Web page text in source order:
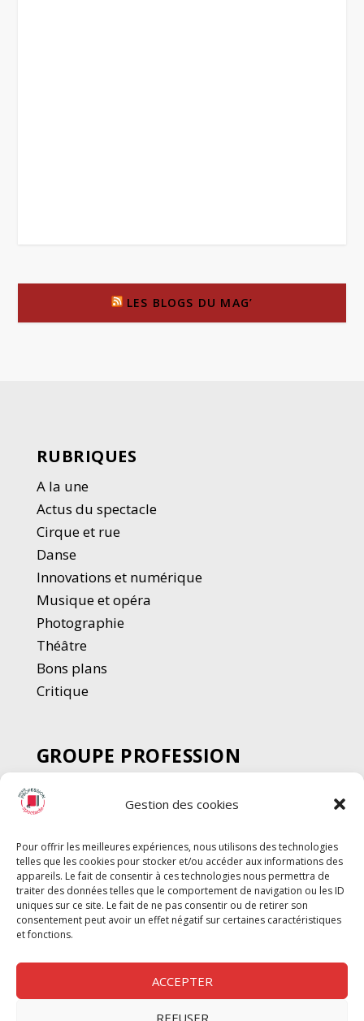
Gestion des cookies
Pour offrir les meilleures expériences, nous utilisons des technologies
telles que les cookies pour stocker et/ou accéder aux informations des
appareils. Le fait de consentir à ces technologies nous permettra de
traiter des données telles que le comportement de navigation ou les ID
uniques sur ce site. Le fait de ne pas consentir ou de retirer son
consentement peut avoir un effet négatif sur certaines caractéristiques
et fonctions.
ACCEPTER
REFUSER
LES BLOGS DU MAG’
RUBRIQUES
A la une
Actus du spectacle
Cirque et rue
Danse
Innovations et numérique
Musique et opéra
Photographie
Théâtre
Bons plans
Critique
GROUPE PROFESSION
SPECTACLE
Chèque Intermittents
Chèque Compta
Chèque Emploi Spectacle
G-Pods
Profession Audio-visuel